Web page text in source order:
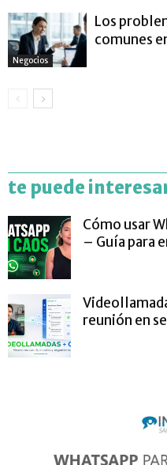
Negocios
Los
comunes
te puede
Cómo usar
– Guía para
reunión en